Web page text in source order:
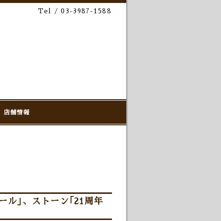
Tel / 03-3987-1588
店舗情報
ル｣、ストーン｢21周年